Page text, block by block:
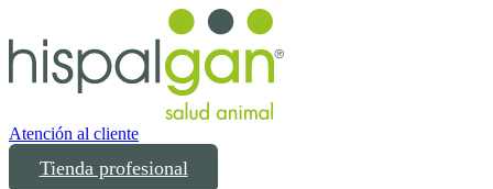
Atención al cliente
Tienda profesional